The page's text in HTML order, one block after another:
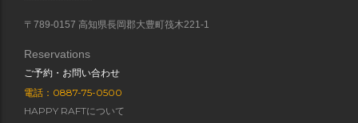
〒789-0157 高知県長岡郡大豊町筏木221-1
Reservations
ご予約・お問い合わせ
電話：0887-75-0500
HAPPY RAFTについて